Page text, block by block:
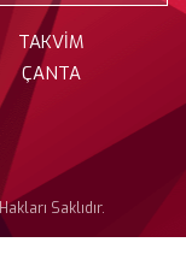
TAKVİM
ÇANTA
Saklıdır.